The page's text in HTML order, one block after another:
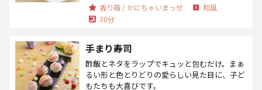
香り箱 / かにちゃいまっせ
和風
30分
手まり寿司
酢飯とネタをラップでキュッと包むだけ。まぁ
るい形と色とりどりの愛らしい見た目に、子ど
もたちも大喜びです。